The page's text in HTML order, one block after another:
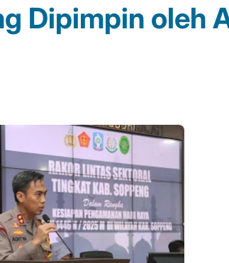
Dipimpin oleh